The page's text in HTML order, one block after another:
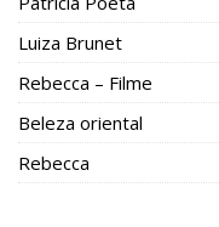
Luiza Brunet
Rebecca – Filme
Beleza oriental
Rebecca